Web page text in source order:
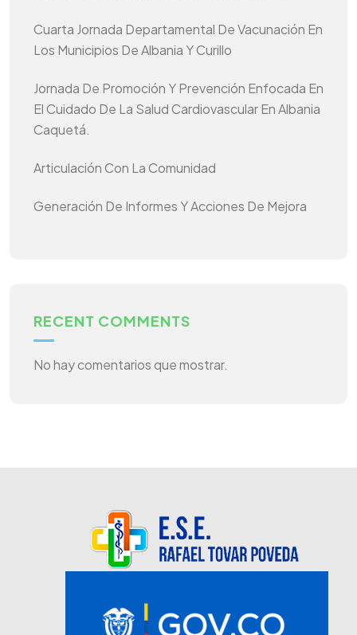
Cuarta Jornada Departamental De Vacunación En
Los Municipios De Albania Y Curillo
Jornada De Promoción Y Prevención Enfocada En
El Cuidado De La Salud Cardiovascular En Albania
Caquetá.
Articulación Con La Comunidad
Generación De Informes Y Acciones De Mejora
RECENT COMMENTS
No hay comentarios que mostrar.